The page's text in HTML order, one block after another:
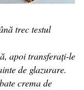
trec testul
apoi transferați-le
de glazurare.
crema de